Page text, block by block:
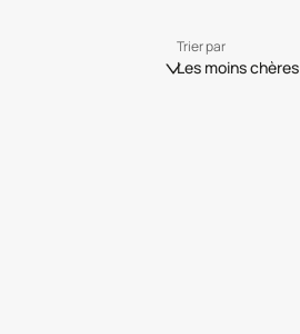
Trier par
Les moins chères